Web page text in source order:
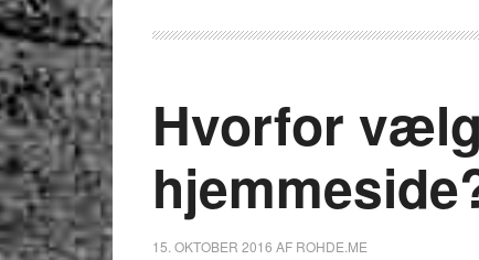
Hvorfor
15. OKTOBER 2016 AF ROHDE.ME